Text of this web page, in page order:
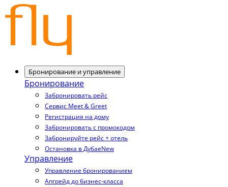
Бронирование и управление
Бронирование
Забронировать рейс
Сервис Meet & Greet
Регистрация на дому
Забронировать с промокодом
Забронируйте рейс + отель
Остановка в ДубаеNew
Управление
Управление бронированием
Апгрейд до бизнес-класса